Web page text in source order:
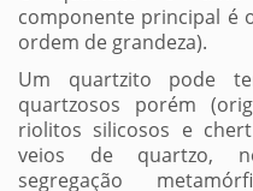
componente principal é
ordem de grandeza).
Um quartzito pode
quartzosos porém
riolitos silicosos e
veios de quartzo,
segregação